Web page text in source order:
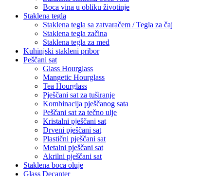
Boca vina u obliku životinje
Staklena tegla
Staklena tegla sa zatvaračem / Tegla za čaj
Staklena tegla začina
Staklena tegla za med
Kuhinjski stakleni pribor
Peščani sat
Glass Hourglass
Mangetic Hourglass
Tea Hourglass
Pješčani sat za tuširanje
Kombinacija pješčanog sata
Peščani sat za tečno ulje
Kristalni pješčani sat
Drveni pješčani sat
Plastični pješčani sat
Metalni pješčani sat
Akrilni pješčani sat
Staklena boca oluje
Glass Decanter